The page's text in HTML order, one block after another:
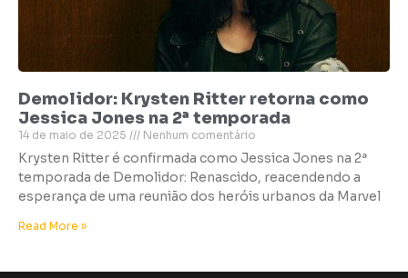
Demolidor: Krysten Ritter retorna como
Jessica Jones na 2ª temporada
14 de maio de 2025 Nenhum comentário
Krysten Ritter é confirmada como Jessica Jones na 2ª
temporada de Demolidor: Renascido, reacendendo a
esperança de uma reunião dos heróis urbanos da Marvel
Read More »